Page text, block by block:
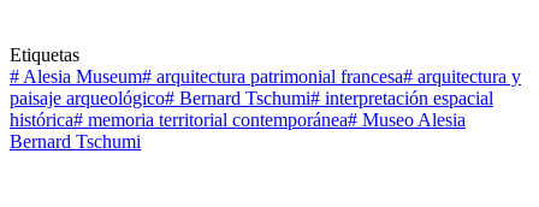
Etiquetas
# Alesia Museum# arquitectura patrimonial francesa# arquitectura y
paisaje arqueológico# Bernard Tschumi# interpretación espacial
histórica# memoria territorial contemporánea# Museo Alesia
Bernard Tschumi